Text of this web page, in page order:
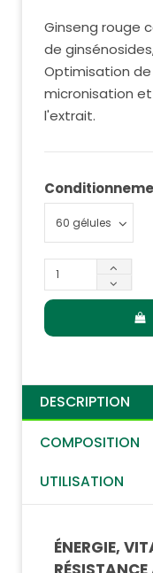
Ginseng rouge
de
Optimisation
micronisation
l'extrait.
DESCRIPTION
COMPOSITION
UTILISATION
ÉNERGIE,